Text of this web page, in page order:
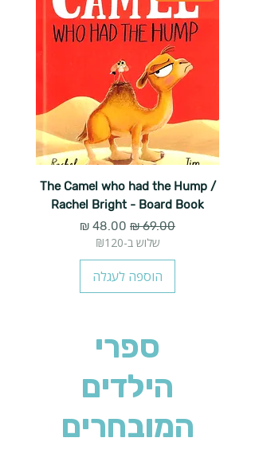
The Camel who had the Hump /
Rachel Bright - Board Book
מחיר רגיל מחיר מבצע
שלוש ב-₪120
הוספה לעגלה
ספרי
הילדים
המובחרים